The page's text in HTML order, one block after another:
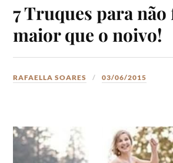
7 Truques para
maior que o noivo!
RAFAELLA SOARES 03/06/2015